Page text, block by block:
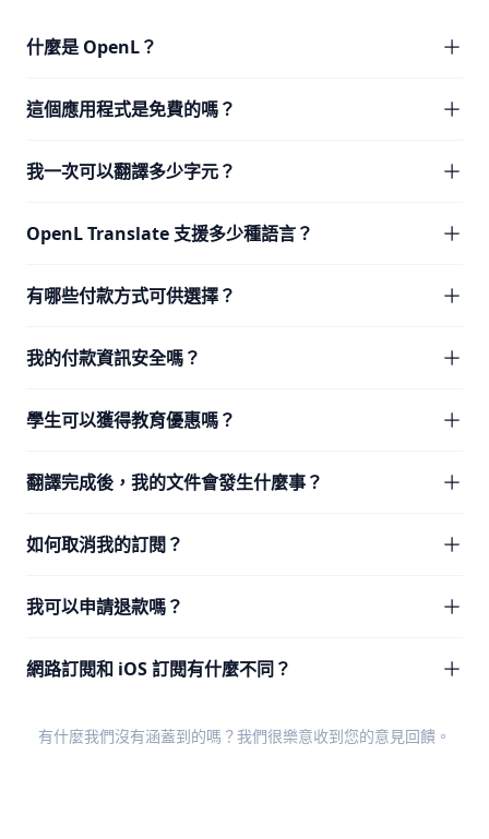
什麼是 OpenL？
這個應用程式是免費的嗎？
我一次可以翻譯多少字元？
OpenL Translate 支援多少種語言？
有哪些付款方式可供選擇？
我的付款資訊安全嗎？
學生可以獲得教育優惠嗎？
翻譯完成後，我的文件會發生什麼事？
如何取消我的訂閱？
我可以申請退款嗎？
網路訂閱和 iOS 訂閱有什麼不同？
有什麼我們沒有涵蓋到的嗎？我們很樂意收到您的意見回饋 。